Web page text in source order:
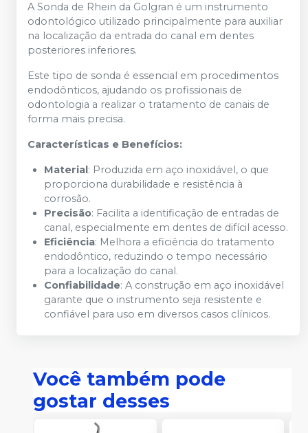
A Sonda de Rhein da Golgran é um instrumento
odontológico utilizado principalmente para auxiliar
na localização da entrada do canal em dentes
posteriores inferiores.
Este tipo de sonda é essencial em procedimentos
endodônticos, ajudando os profissionais de
odontologia a realizar o tratamento de canais de
forma mais precisa.
Características e Benefícios:
Material: Produzida em aço inoxidável, o que
proporciona durabilidade e resistência à
corrosão.
Precisão: Facilita a identificação de entradas de
canal, especialmente em dentes de difícil acesso.
Eficiência: Melhora a eficiência do tratamento
endodôntico, reduzindo o tempo necessário
para a localização do canal.
Confiabilidade: A construção em aço inoxidável
garante que o instrumento seja resistente e
confiável para uso em diversos casos clínicos.
Você também pode
gostar desses